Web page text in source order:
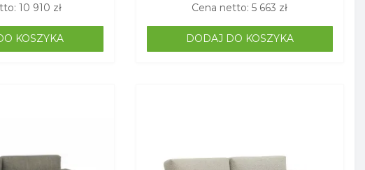
10 910 zł
KOSZYKA
Cena netto: 5 663 zł
DODAJ DO KOSZYKA